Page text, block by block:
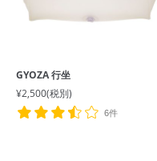
GYOZA 行坐
¥2,500(税別)
6件